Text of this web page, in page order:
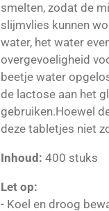
smelten, zodat de
slijmvlies kunnen
water, het water
overgevoeligheid
beetje water
de lactose aan het
gebruiken.Hoewel
deze tabletjes niet
Inhoud: 400 stuks
Let op:
- Koel en droog